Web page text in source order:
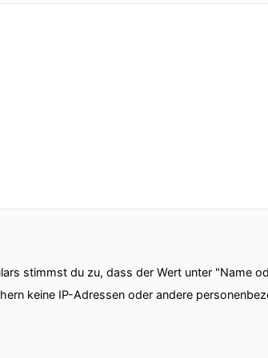
Länder das wäre dann bei euch ja
Teil der Länder bei uns ist so
und alle Fragestellungen die sich
stimmst du zu, dass der Wert unter "Name
keine IP-Adressen oder andere